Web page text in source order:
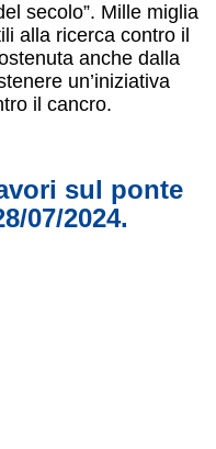
secolo”. Mille miglia
alla ricerca contro il
anche dalla
un’iniziativa
il cancro.
sul ponte
07/2024.